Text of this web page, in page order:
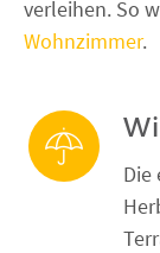
verleihen. So
Wohnzimmer.
Die